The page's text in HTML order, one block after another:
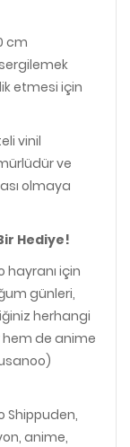
cm
etmesi için
vinil
ve
olmaya
Hediye!
hayranı için
günleri,
herhangi
hem de anime
Shippuden,
anime,